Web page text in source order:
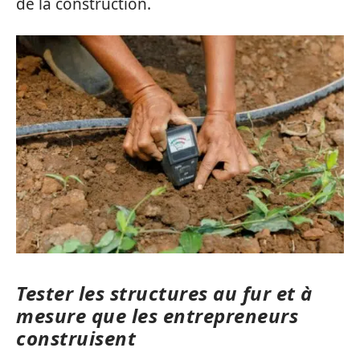
Tester les structures au fur et à
mesure que les entrepreneurs
construisent